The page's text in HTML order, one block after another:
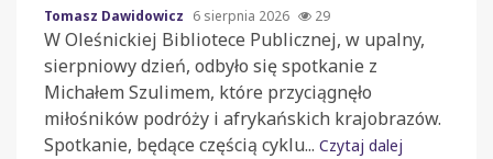
Tomasz Dawidowicz 6 sierpnia 2026 29
W Oleśnickiej Bibliotece Publicznej, w upalny,
sierpniowy dzień, odbyło się spotkanie z
Michałem Szulimem, które przyciągnęło
miłośników podróży i afrykańskich krajobrazów.
Spotkanie, będące częścią cyklu... Czytaj dalej